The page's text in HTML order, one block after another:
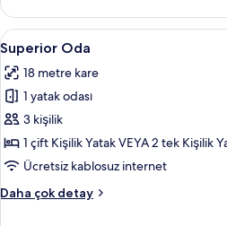
Sigara
İçilmez
hakkında
daha
fazla
detay
Superior
Oda
için
tüm
fotoğrafları
görün
5
Superior Oda
18 metre kare
1 yatak odası
3 kişilik
1 çift Kişilik Yatak VEYA 2 tek Kişilik
Ücretsiz kablosuz internet
Daha çok detay
Superior